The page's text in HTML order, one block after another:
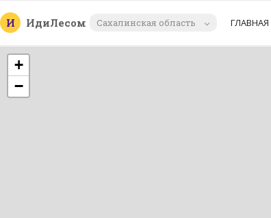
И ИдиЛесом Сахалинская область ГЛАВНАЯ
+
−